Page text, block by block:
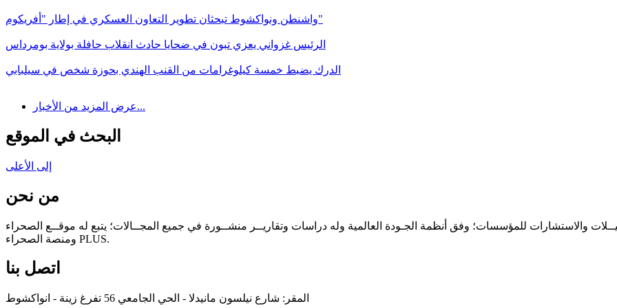
واشنطن ونواكشوط تبحثان تطوير التعاون العسكري في إطار "أفريكوم"
الرئيس غزواني يعزي تبون في ضحايا حادث انقلاب حافلة بولاية بومرداس
الدرك يضبط خمسة كيلوغرامات من القنب الهندي بحوزة شخص في سيلبابي
عرض المزيد من الأخبار...
البحث في الموقع
إلى الأعلى
من نحن
والاستشارات للمؤسسات؛ وفق أنظمة الجـودة العالمية وله دراسات وتقاريــر منشــورة في جميع المجــالات؛ يتبع له موقــع الصحراء
ومنصة الصحراء PLUS.
اتصل بنا